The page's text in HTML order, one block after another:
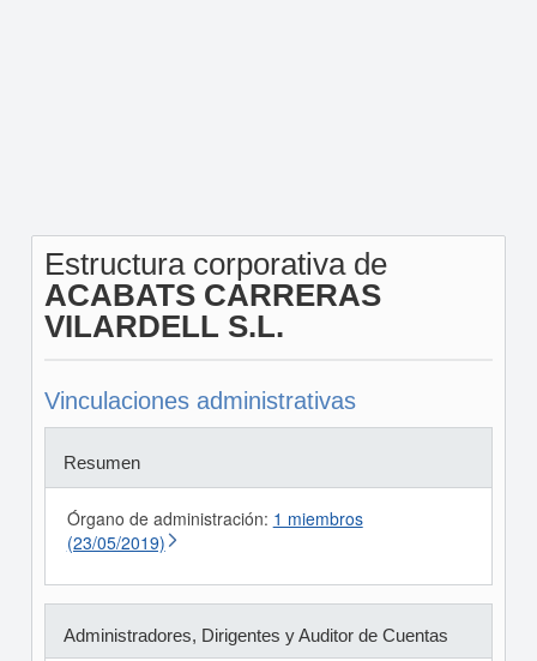
Estructura corporativa de
ACABATS CARRERAS
VILARDELL S.L.
Vinculaciones administrativas
Resumen
Órgano de administración: 1 miembros
(23/05/2019)
Administradores, Dirigentes y Auditor de Cuentas